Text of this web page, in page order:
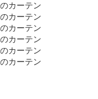
カーテン
カーテン
カーテン
カーテン
カーテン
カーテン